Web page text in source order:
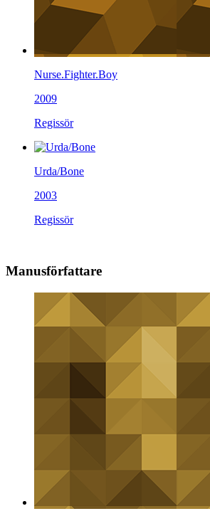
Nurse.Fighter.Boy
2009
Regissör
Urda/Bone
2003
Regissör
Manusförfattare